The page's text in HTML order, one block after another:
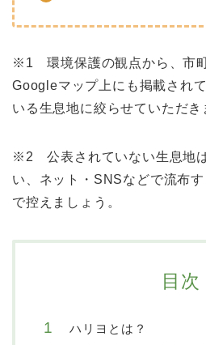
※1 環境保護の観点から、市
Googleマップ上にも掲載され
いる生息地に絞らせていただき
※2 公表されていない生息地
い、ネット・SNSなどで流布
で控えましょう。
目次
ハリヨとは？